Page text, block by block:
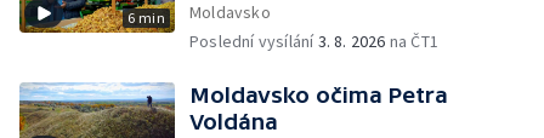
6 min
Moldavsko
Poslední vysílání3. 8. 2026 na ČT1
Moldavsko očima Petra
Voldána